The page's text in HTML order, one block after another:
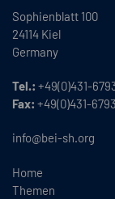
Sophienblatt 100
24114 Kiel
Germany
Tel.: +49(0)431-
Fax: +49(0)431-
info@bei-sh.org
Home
Themen